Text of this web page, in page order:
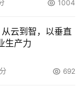
1004
云到智，以垂直
生产力
692